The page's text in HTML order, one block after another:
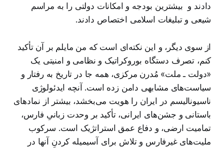
دادند و بیشترین بودجه و امکانات دولتی را به مراسم
شیعی و تبلیغات اسلامی اختصاص دادند.
از سوی دیگر، و این نکته‌ای است که من مایلم بر آن تأکید
کنم، تصرف دستگاه بوروکراتیک و نظامی و امنیتی یک
«دولت ـ ملت» مُدرن مرکزی، همه جا در تاریخ به رفتار و
سیاست‌های مشابهی دامن زده است. آنچه ایدئولوژی
ناسیونالیسم در ایران را هویت می‌بخشد، بیشتر از نمادهای
باستانی و جشن‌های ایرانی، تأکید بر وحدت زبانیِ فارس،
تمامیت ارضی، و دفاع عمق استراتژیک است. سرکوب
ملیت‌های غیرفارس و تلاش برای آسیمیله کردنِ آنها در